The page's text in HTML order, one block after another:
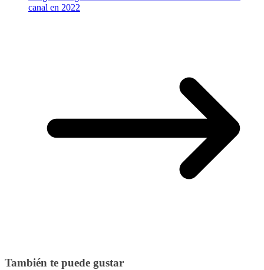
canal en 2022
También te puede gustar